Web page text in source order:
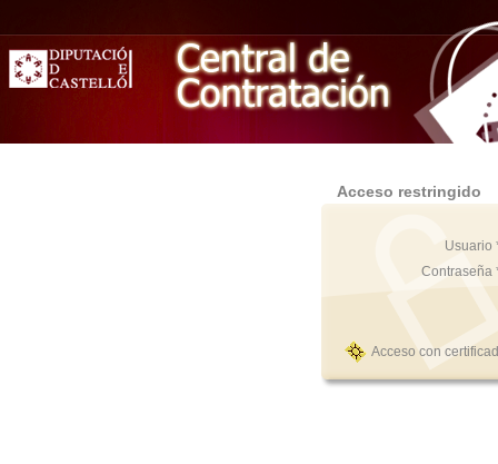
Acceso restringido
Usuario
Contraseña
Acceso con